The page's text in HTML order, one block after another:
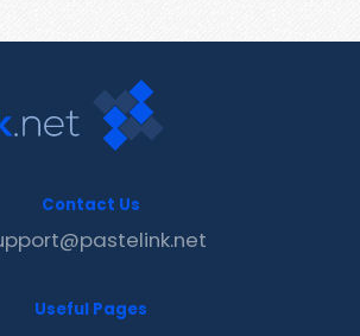
Contact Us
Useful Pages